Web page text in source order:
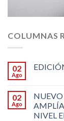
COLUMNAS
02
Ago
02
Ago
NUEVO
NIVEL